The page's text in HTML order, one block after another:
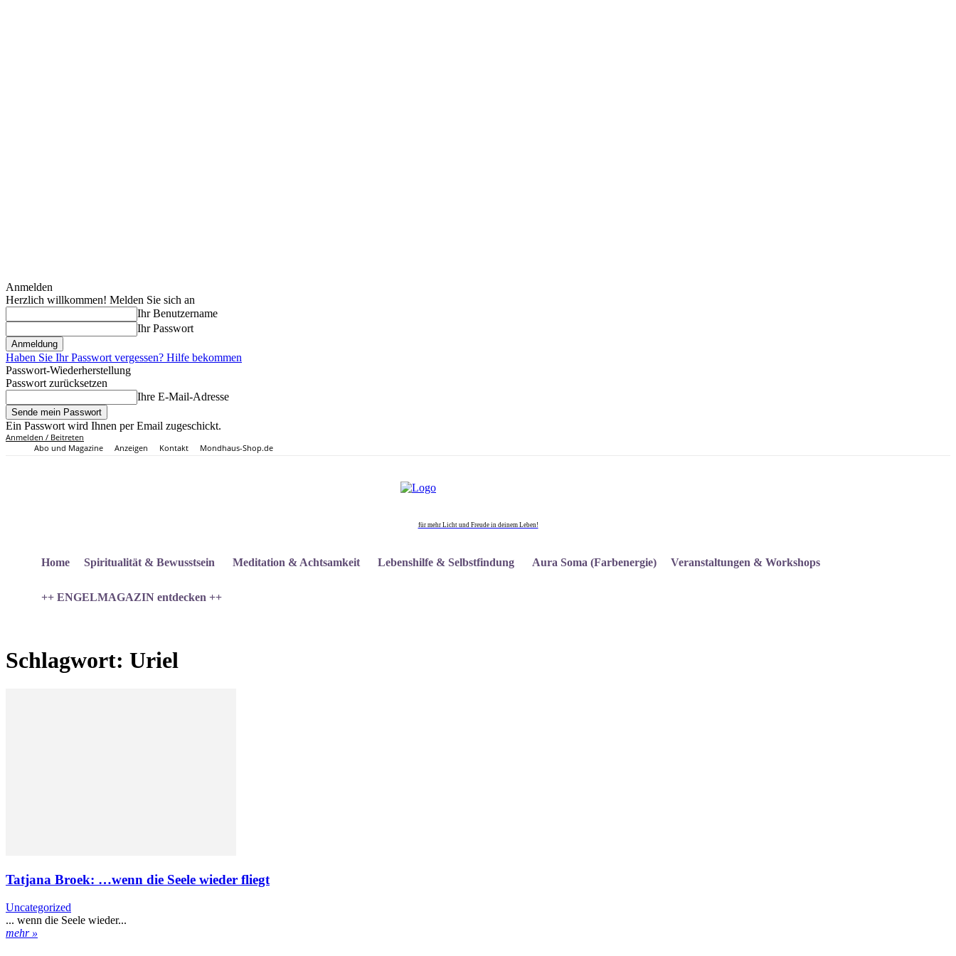
Anmelden
Herzlich willkommen! Melden Sie sich an
Ihr Benutzername
Ihr Passwort
Haben Sie Ihr Passwort vergessen? Hilfe bekommen
Passwort-Wiederherstellung
Passwort zurücksetzen
Ihre E-Mail-Adresse
Ein Passwort wird Ihnen per Email zugeschickt.
Anmelden / Beitreten
Abo und Magazine
Anzeigen Kontakt Mondhaus-Shop.de
für mehr Licht und Freude in deinem Leben!
Home Spiritualität & Bewusstsein Meditation & Achtsamkeit Lebenshilfe & Selbstfindung Aura Soma (Farbenergie) Veranstaltungen & Workshops
++ ENGELMAGAZIN entdecken ++
Schlagwort: Uriel
Tatjana Broek: …wenn die Seele wieder fliegt
Uncategorized
... wenn die Seele wieder...
mehr »